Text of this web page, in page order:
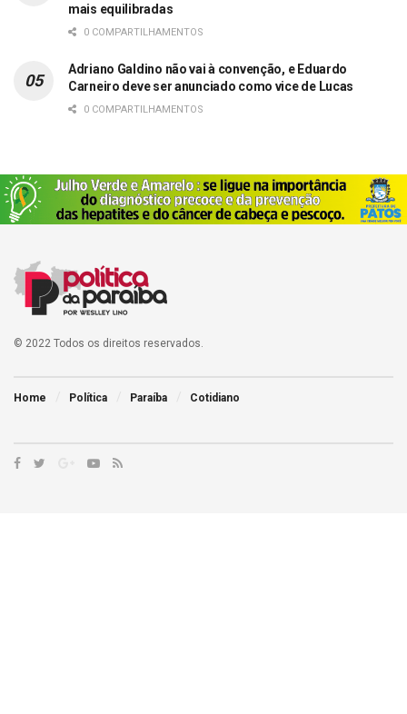
mais equilibradas
0 COMPARTILHAMENTOS
Adriano Galdino não vai à convenção, e Eduardo
Carneiro deve ser anunciado como vice de Lucas
0 COMPARTILHAMENTOS
© 2022 Todos os direitos reservados.
Home Política Paraíba Cotidiano